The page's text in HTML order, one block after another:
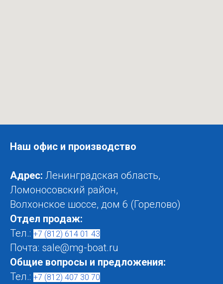
Наш офис и производство
Адрес: Ленинградская область,
Ломоносовский район,
Волхонское шоссе, дом 6 (Горелово)
Отдел продаж:
Тел.: +7 (812) 614 01 43
Почта: sale@mg-boat.ru
Общие вопросы и предложения:
Тел.: +7 (812) 407 30 70